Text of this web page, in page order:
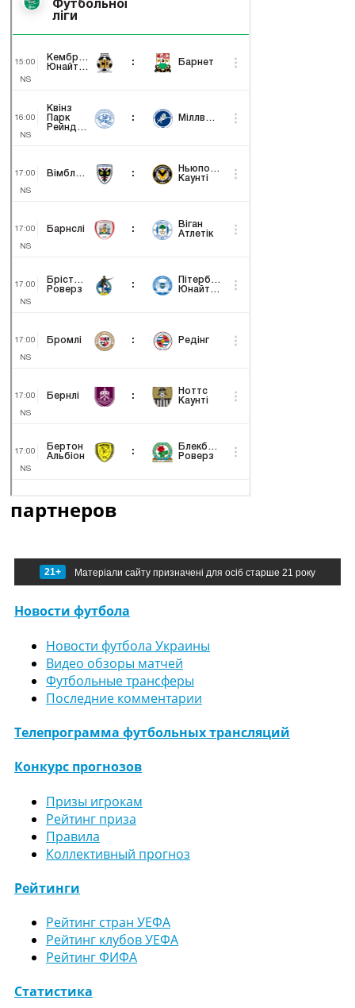
партнеров
21+ Матеріали сайту призначені для осіб старше 21 року
Новости футбола
Новости футбола Украины
Видео обзоры матчей
Футбольные трансферы
Последние комментарии
Телепрограмма футбольных трансляций
Конкурс прогнозов
Призы игрокам
Рейтинг приза
Правила
Коллективный прогноз
Рейтинги
Рейтинг стран УЕФА
Рейтинг клубов УЕФА
Рейтинг ФИФА
Статистика